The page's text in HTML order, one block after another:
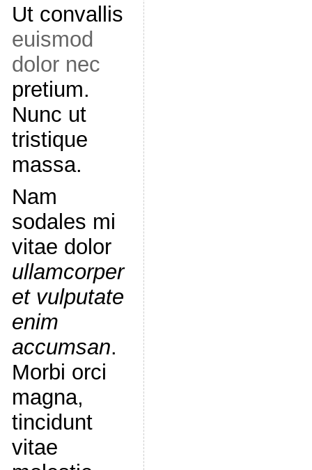
Ut convallis
euismod
dolor nec
pretium.
Nunc ut
tristique
massa.
Nam
sodales mi
vitae dolor
ullamcorper
et vulputate
enim
accumsan.
Morbi orci
magna,
tincidunt
vitae